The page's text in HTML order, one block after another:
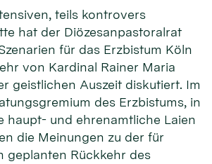
teils kontrovers
hat der Diözesanpastoralrat
für das Erzbistum Köln
von Kardinal Rainer Maria
geistlichen Auszeit diskutiert. Im
des Erzbistums, in
haupt- und ehrenamtliche Laien
die Meinungen zu der für
geplanten Rückkehr des